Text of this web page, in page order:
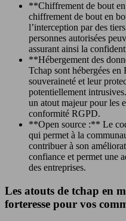
**Chiffrement de bout
chiffrement de bout en
l’interception par des
personnes autorisées
assurant ainsi la
**Hébergement des
Tchap sont hébergées
souveraineté et leur
potentiellement
un atout majeur pour les
conformité RGPD.
**Open source :** Le
qui permet à la
contribuer à son
confiance et permet une
des entreprises.
Les atouts de tchap en
forteresse pour vos